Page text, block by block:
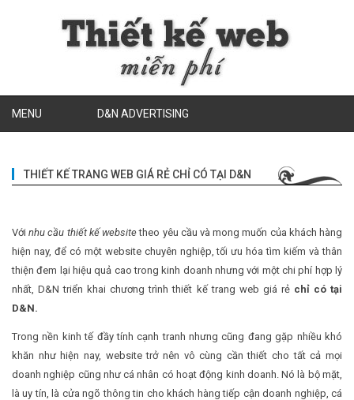
MENU D&N ADVERTISING
THIẾT KẾ TRANG WEB GIÁ RẺ CHỈ CÓ TẠI D&N
Vớinhu cầu thiết kế websitetheo yêu cầu và mong muốn của khách hàng
hiện nay, để có một website chuyên nghiệp, tối ưu hóa tìm kiếm và thân
thiện đem lại hiệu quả cao trong kinh doanh nhưng với một chi phí hợp lý
nhất, D&N triển khai chương trìnhthiết kế trang web giá rẻ chỉ có tại
D&N.
Trong nền kinh tế đầy tính cạnh tranh nhưng cũng đang gặp nhiều khó
khăn như hiện nay, website trở nên vô cùng cần thiết cho tất cả mọi
doanh nghiệp cũng như cá nhân có hoạt động kinh doanh. Nó là bộ mặt,
là uy tín, là cửa ngõ thông tin cho khách hàng tiếp cận doanh nghiệp, cá